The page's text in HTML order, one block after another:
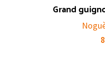
Grand